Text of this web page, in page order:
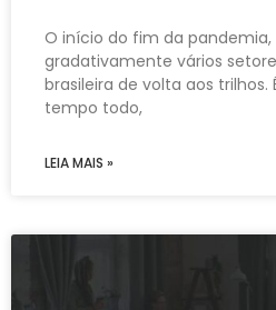
O início do fim da
gradativamente vários
brasileira de volta aos
tempo todo,
LEIA MAIS »